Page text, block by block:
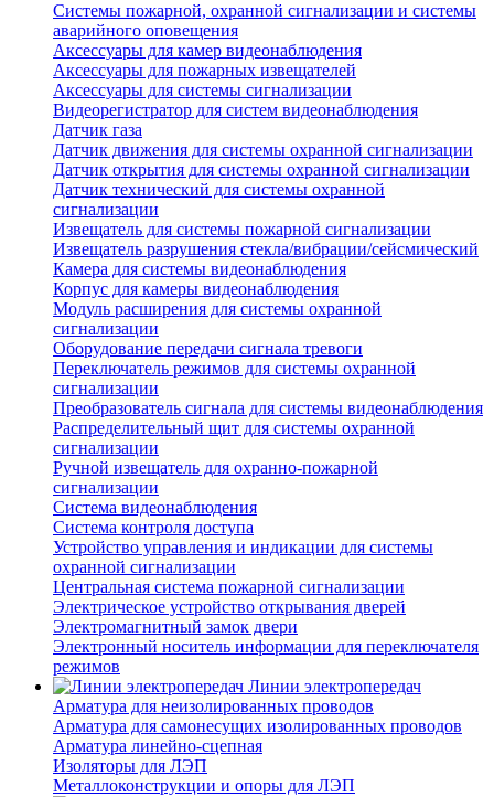
Системы пожарной, охранной сигнализации и системы
аварийного оповещения
Аксессуары для камер видеонаблюдения
Аксессуары для пожарных извещателей
Аксессуары для системы сигнализации
Видеорегистратор для систем видеонаблюдения
Датчик газа
Датчик движения для системы охранной сигнализации
Датчик открытия для системы охранной сигнализации
Датчик технический для системы охранной
сигнализации
Извещатель для системы пожарной сигнализации
Извещатель разрушения стекла/вибрации/сейсмический
Камера для системы видеонаблюдения
Корпус для камеры видеонаблюдения
Модуль расширения для системы охранной
сигнализации
Оборудование передачи сигнала тревоги
Переключатель режимов для системы охранной
сигнализации
Преобразователь сигнала для системы видеонаблюдения
Распределительный щит для системы охранной
сигнализации
Ручной извещатель для охранно-пожарной
сигнализации
Система видеонаблюдения
Система контроля доступа
Устройство управления и индикации для системы
охранной сигнализации
Центральная система пожарной сигнализации
Электрическое устройство открывания дверей
Электромагнитный замок двери
Электронный носитель информации для переключателя
режимов
Линии электропередач
Арматура для неизолированных проводов
Арматура для самонесущих изолированных проводов
Арматура линейно-сцепная
Изоляторы для ЛЭП
Металлоконструкции и опоры для ЛЭП